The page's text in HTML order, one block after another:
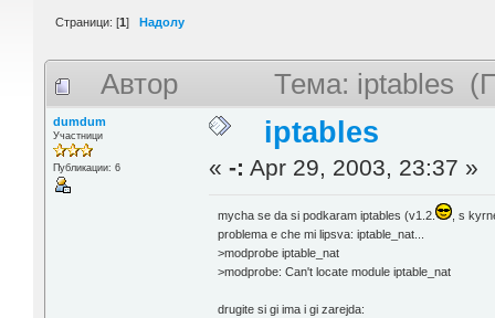
Страници: [1] Надолу
Автор Тема: iptables
dumdum
Участници
Публикации: 6
iptables
«-: Apr 29, 2003, 23:37 »
mycha se da si podkaram iptables (v1.2.
, s
problema e che mi lipsva: iptable_nat...
>modprobe iptable_nat
>modprobe: Can't locate module iptable_nat
drugite si gi ima i gi zarejda: